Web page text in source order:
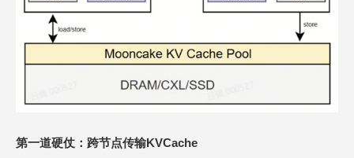
第一道硬仗：跨节点传输KVCache